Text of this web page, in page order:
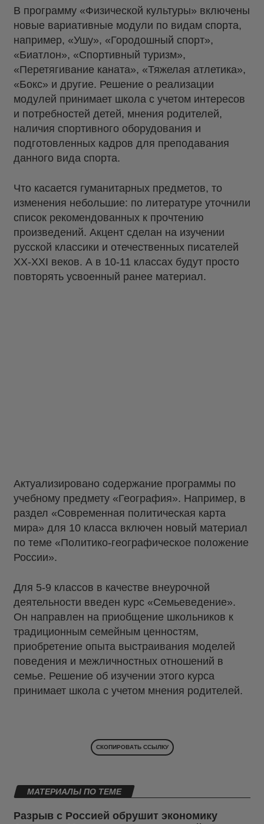
В программу «Физической культуры» включены
новые вариативные модули по видам спорта,
например, «Ушу», «Городошный спорт»,
«Биатлон», «Спортивный туризм»,
«Перетягивание каната», «Тяжелая атлетика»,
«Бокс» и другие. Решение о реализации
модулей принимает школа с учетом интересов
и потребностей детей, мнения родителей,
наличия спортивного оборудования и
подготовленных кадров для преподавания
данного вида спорта.
Что касается гуманитарных предметов, то
изменения небольшие: по литературе уточнили
список рекомендованных к прочтению
произведений. Акцент сделан на изучении
русской классики и отечественных писателей
XX-XXI веков. А в 10-11 классах будут просто
повторять усвоенный ранее материал.
Актуализировано содержание программы по
учебному предмету «География». Например, в
раздел «Современная политическая карта
мира» для 10 класса включен новый материал
по теме «Политико-географическое положение
России».
Для 5-9 классов в качестве внеурочной
деятельности введен курс «Семьеведение».
Он направлен на приобщение школьников к
традиционным семейным ценностям,
приобретение опыта выстраивания моделей
поведения и межличностных отношений в
семье. Решение об изучении этого курса
принимает школа с учетом мнения родителей.
СКОПИРОВАТЬ ССЫЛКУ
МАТЕРИАЛЫ ПО ТЕМЕ
Разрыв с Россией обрушит экономику